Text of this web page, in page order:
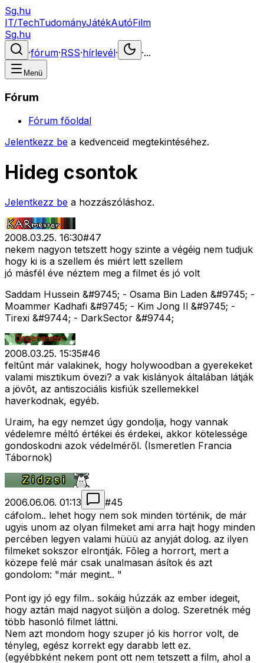
Sg.hu
IT/TechTudományJátékAutóFilm
Sg.hu
·fórum·RSS·hírlevél· ·...
Menü
Fórum
Fórum főoldal
Jelentkezz be a kedvenceid megtekintéséhez.
Hideg csontok
Jelentkezz be a hozzászóláshoz.
2008.03.25. 16:30#47
nekem nagyon tetszett hogy szinte a végéig nem tudjuk
hogy ki is a szellem és miért lett szellem
jó másfél éve néztem meg a filmet és jó volt
Saddam Hussein &#9745; - Osama Bin Laden &#9745; -
Moammer Kadhafi &#9745; - Kim Jong Il &#9745; -
Tirexi &#9744; - DarkSector &#9744;
2008.03.25. 15:35#46
feltûnt már valakinek, hogy holywoodban a gyerekeket
valami misztikum övezi? a vak kislányok általában látják
a jövõt, az antiszociális kisfiúk szellemekkel
haverkodnak, egyéb.
Uraim, ha egy nemzet úgy gondolja, hogy vannak
védelemre méltó értékei és érdekei, akkor kötelessége
gondoskodni azok védelméről. (Ismeretlen Francia
Tábornok)
2006.06.06. 01:13 #45
cáfolom.. lehet hogy nem sok minden történik, de már
ugyis unom az olyan filmeket ami arra hajt hogy minden
percében legyen valami hüüü az anyját dolog. az ilyen
filmeket sokszor elrontják. Fõleg a horrort, mert a
közepe felé már csak unalmasan ásítok és azt
gondolom: "már megint.. "
Pont igy jó egy film.. sokáig húzzák az ember idegeit,
hogy aztán majd nagyot süljön a dolog. Szeretnék még
több hasonló filmet láttni.
Nem azt mondom hogy szuper jó kis horror volt, de
tényleg, egész korrekt egy darabb lett ez.
(egyébbként nekem pont ott nem tetszett a film, ahol a